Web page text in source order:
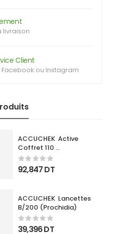
livraison
Client
Facebook ou Instagram
ACCUCHEK  Active
Coffret 110
Bandlettes+Appareil
92,847DT
ACCUCHEK  Lancettes
B/200 (Prochidia)
39,396DT